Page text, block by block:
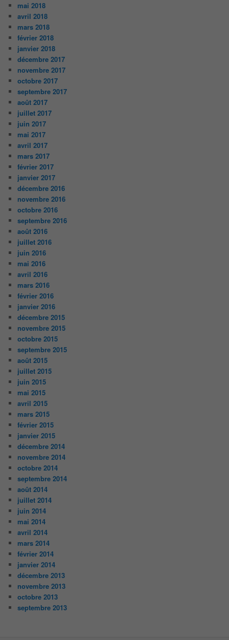
mai 2018
avril 2018
mars 2018
février 2018
janvier 2018
décembre 2017
novembre 2017
octobre 2017
septembre 2017
août 2017
juillet 2017
juin 2017
mai 2017
avril 2017
mars 2017
février 2017
janvier 2017
décembre 2016
novembre 2016
octobre 2016
septembre 2016
août 2016
juillet 2016
juin 2016
mai 2016
avril 2016
mars 2016
février 2016
janvier 2016
décembre 2015
novembre 2015
octobre 2015
septembre 2015
août 2015
juillet 2015
juin 2015
mai 2015
avril 2015
mars 2015
février 2015
janvier 2015
décembre 2014
novembre 2014
octobre 2014
septembre 2014
août 2014
juillet 2014
juin 2014
mai 2014
avril 2014
mars 2014
février 2014
janvier 2014
décembre 2013
novembre 2013
octobre 2013
septembre 2013